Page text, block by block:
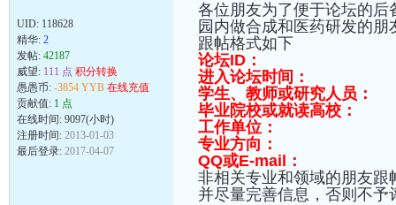
UID: 118628
精华: 2
发帖: 42187
威望: 111 点 积分转换
愚愚币: -3854 YYB 在线充值
贡献值: 1 点
在线时间: 9097(小时)
注册时间: 2013-01-03
最后登录: 2017-04-07
各位朋友为了便于论坛的后
园内做合成和医药研发的
跟帖格式如下
论坛ID：
进入论坛时间：
学生、教师或研究人员：
毕业院校或就读高校：
工作单位：
专业方向：
QQ或E-mail：
非相关专业和领域的朋友
并尽量完善信息，否则不